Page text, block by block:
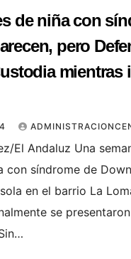
de niña con
pero
mientras
El Andaluz Una
con síndrome de
en el barrio La
se